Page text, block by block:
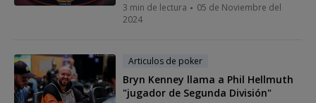
3 min de lectura
05 de Noviembre del
2024
Articulos de poker
Bryn Kenney llama a Phil Hellmuth
"jugador de Segunda División"